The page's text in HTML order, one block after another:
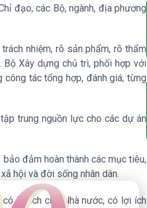
đạo, các Bộ, ngành, địa phương
nhiệm, rõ sản phẩm, rõ thẩm
Xây dựng chủ trì, phối hợp với
tác tổng hợp, đánh giá; từng
trung nguồn lực cho các dự án
đảm hoàn thành các mục tiêu,
hội và đời sống nhân dân.
lợi ích của Nhà nước, có lợi ích
Khoán Phú Hưng